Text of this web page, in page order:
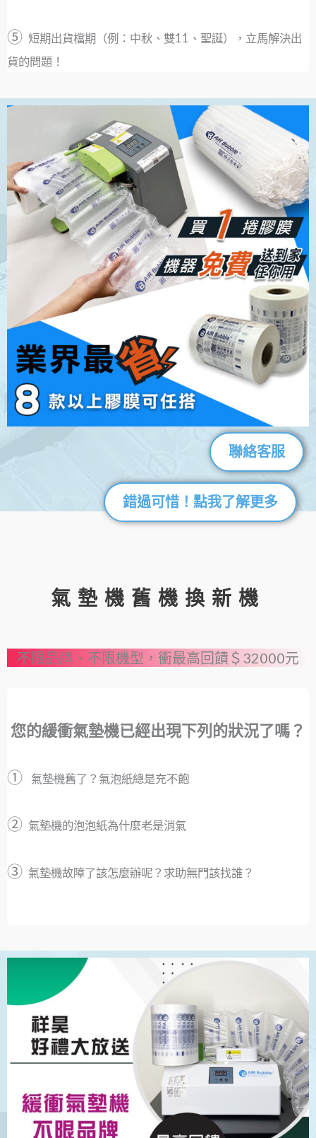
⑤ 短期出貨檔期（例：中秋、雙11、聖誕），立馬解決出
貨的問題！
聯絡客服
錯過可惜！點我了解更多
氣墊機舊機換新機
不限品牌、不限機型，衝最高回饋＄32000元
您的緩衝氣墊機已經出現下列的狀況了嗎？
① 氣墊機舊了？氣泡紙總是充不飽
② 氣墊機的泡泡紙為什麼老是消氣
③ 氣墊機故障了該怎麼辦呢？求助無門該找誰？